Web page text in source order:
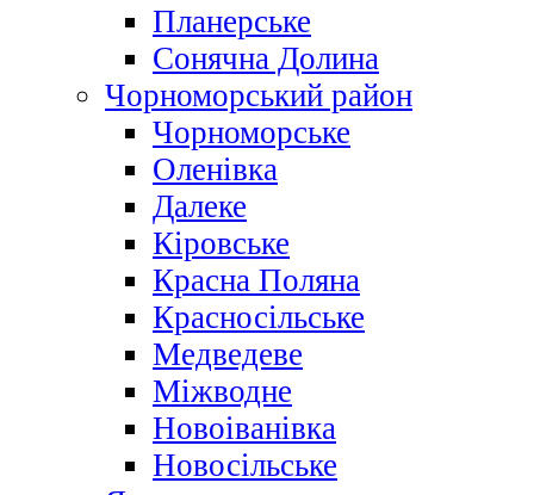
Планерське
Сонячна Долина
Чорноморський район
Чорноморське
Оленівка
Далеке
Кіровське
Красна Поляна
Красносільське
Медведеве
Міжводне
Новоіванівка
Новосільське